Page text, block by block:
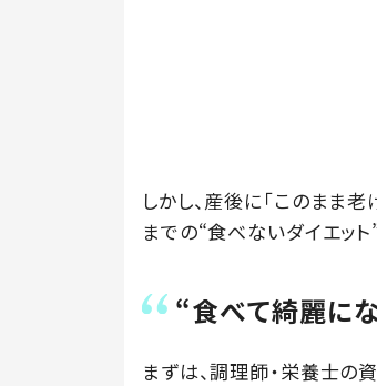
しかし、産後に「このまま
までの“食べないダイエッ
“食べて綺麗に
まずは、調理師・栄養士